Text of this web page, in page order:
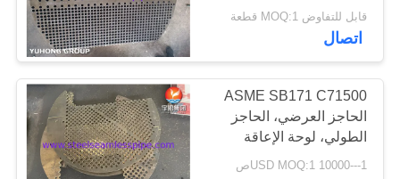
أنبوب مبادل حراري
482
الحرارية للقشرة والأنبوب
قابل للتفاوض MOQ:1 قطعة
اتصال
ASME SB171 C71500
الحاجز العرضي، الحاجز
الطولي، لوحة الإعاقة
لتطبيق مبادل الحرارة
1---10000 USD MOQ:1ص